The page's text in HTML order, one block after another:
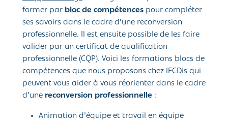
former par bloc de compétences pour compléter
ses savoirs dans le cadre d’une reconversion
professionnelle. Il est ensuite possible de les faire
valider par un certificat de qualification
professionnelle (CQP). Voici les formations blocs de
compétences que nous proposons chez IFCDis qui
peuvent vous aider à vous réorienter dans le cadre
d’une reconversion professionnelle :
Animation d’équipe et travail en équipe